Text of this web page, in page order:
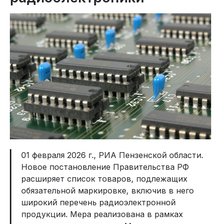
01 февраля 2026 г., РИА Пензенской области.
Новое постановление Правительства РФ
расширяет список товаров, подлежащих
обязательной маркировке, включив в него
широкий перечень радиоэлектронной
продукции. Мера реализована в рамках